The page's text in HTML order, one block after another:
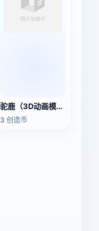
驼鹿（3D动画模型）
3 创造币